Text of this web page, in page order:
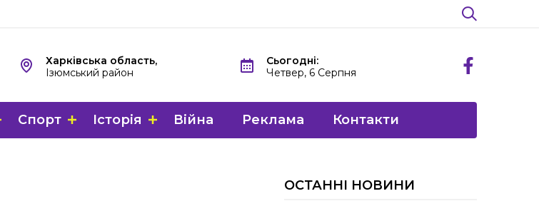
Харківська область,
Ізюмський район
Сьогодні:
Четвер, 6 Серпня
Спорт Історія Війна Реклама Контакти
ОСТАННІ НОВИНИ